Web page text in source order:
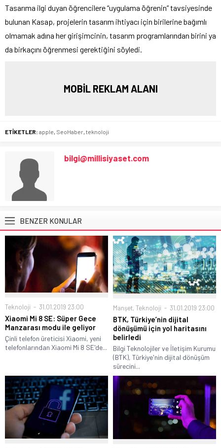
Tasarıma ilgi duyan öğrencilere “uygulama öğrenin” tavsiyesinde
bulunan Kasap, projelerin tasarım ihtiyacı için birilerine bağımlı
olmamak adına her girişimcinin, tasarım programlarından birini ya
da birkaçını öğrenmesi gerektiğini söyledi.
MOBİL REKLAM ALANI
ETİKETLER: apple SeoHaber teknoloji
bilgi@millisiyaset.com
BENZER KONULAR
Teknoloji 31.01.2019 23:00
Xiaomi Mi 8 SE: Süper Gece
Manzarası modu ile geliyor
Çinli telefon üreticisi Xiaomi, yeni
telefonlarından Xiaomi Mi 8 SE'de...
Manşet, Teknoloji 31.01.2019 23:00
BTK, Türkiye’nin dijital
dönüşümü için yol haritasını
belirledi
Bilgi Teknolojiler ve İletişim Kurumu
(BTK), Türkiye'nin dijital dönüşüm
sürecini...